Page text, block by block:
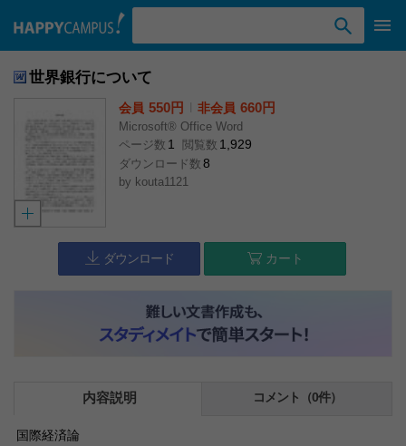
世界銀行について
会員 550円 非会員 660円
Microsoft® Office Word
ページ数 1 閲覧数 1,929
ダウンロード数 8
by kouta1121
ダウンロード カート
内容説明 コメント（0件）
国際経済論